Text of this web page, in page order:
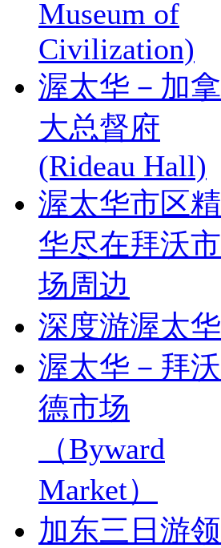
Museum of
Civilization)
渥太华－加拿
大总督府
(Rideau Hall)
渥太华市区精
华尽在拜沃市
场周边
深度游渥太华
渥太华－拜沃
德市场
（Byward
Market）
加东三日游领